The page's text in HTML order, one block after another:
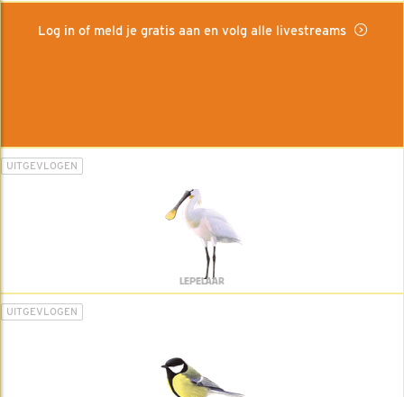
Log in of meld je gratis aan en volg alle livestreams
UITGEVLOGEN
LEPELAAR
UITGEVLOGEN